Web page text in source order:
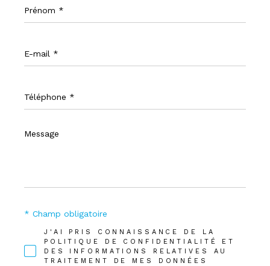
*
mail
*
*
Message
J'AI PRIS CONNAISSANCE DE LA
POLITIQUE DE CONFIDENTIALITÉ ET
DES INFORMATIONS RELATIVES AU
TRAITEMENT DE MES DONNÉES
* Champ obligatoire